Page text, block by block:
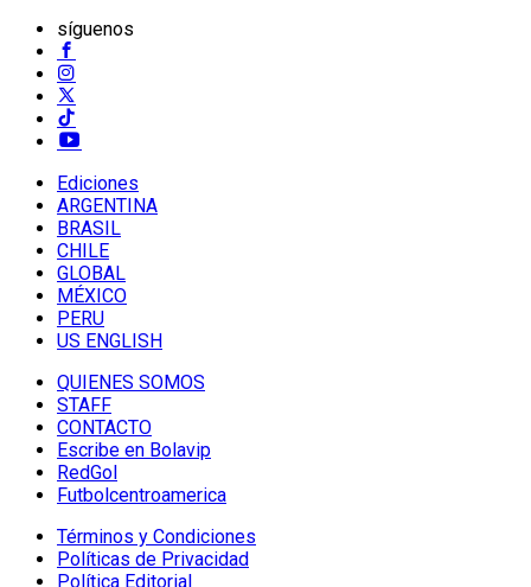
síguenos
Ediciones
ARGENTINA
BRASIL
CHILE
GLOBAL
MÉXICO
PERU
US ENGLISH
QUIENES SOMOS
STAFF
CONTACTO
Escribe en Bolavip
RedGol
Futbolcentroamerica
Términos y Condiciones
Políticas de Privacidad
Política Editorial